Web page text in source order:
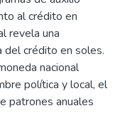
al crédito en
revela una
del crédito en soles.
nacional
política y local, el
patrones anuales